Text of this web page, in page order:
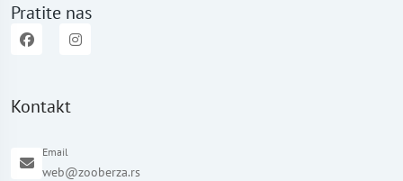
Pratite nas
Kontakt
Email
web@zooberza.rs